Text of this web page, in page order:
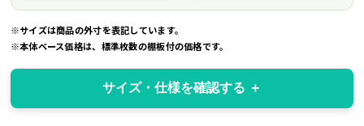
※サイズは商品の外寸を表記しています。
※本体ベース価格は、標準枚数の棚板付の価格です。
サイズ・仕様を確認する